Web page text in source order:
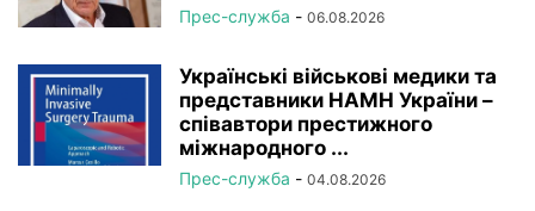
Прес-служба - 06.08.2026
Українські військові медики та
представники НАМН України –
співавтори престижного
міжнародного ...
Прес-служба - 04.08.2026